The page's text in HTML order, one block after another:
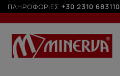
ΠΛΗΡΟΦΟΡΙΕΣ +30 2310 683110